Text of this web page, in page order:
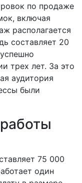
по продаже
включая
располагается
составляет 20
трех лет. За это
аудитория
были
75 000
один